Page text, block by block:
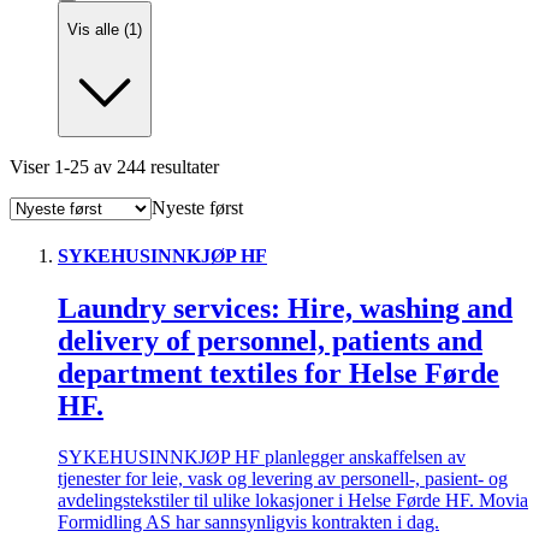
Vis alle (1)
Viser 1-25 av 244 resultater
Nyeste først
SYKEHUSINNKJØP HF
Laundry services: Hire, washing and
delivery of personnel, patients and
department textiles for Helse Førde
HF.
SYKEHUSINNKJØP HF planlegger anskaffelsen av
tjenester for leie, vask og levering av personell-, pasient- og
avdelingstekstiler til ulike lokasjoner i Helse Førde HF. Movia
Formidling AS har sannsynligvis kontrakten i dag.